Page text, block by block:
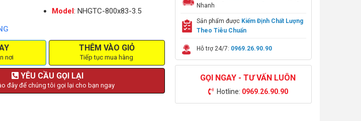
Model: NHGTC-800x83-3.5
nơi
THÊM VÀO GIỎ
Tiếp tục mua hàng
YÊU CẦU GỌI LẠI
đây để chúng tôi gọi lại cho bạn ngay
Nhanh
Sản phẩm được Kiểm Định Chất Lượng
Theo Tiêu Chuẩn
Hỗ trợ 24/7: 0969.26.90.90
GỌI NGAY - TƯ VẤN LUÔN
Hotline: 0969.26.90.90